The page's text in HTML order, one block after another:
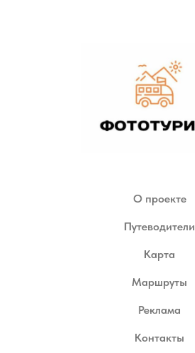
О проекте
Путеводители
Карта
Маршруты
Реклама
Контакты